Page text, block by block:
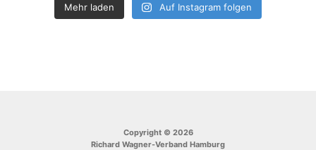
Mehr laden Auf Instagram folgen
Copyright © 2026
Richard Wagner-Verband Hamburg